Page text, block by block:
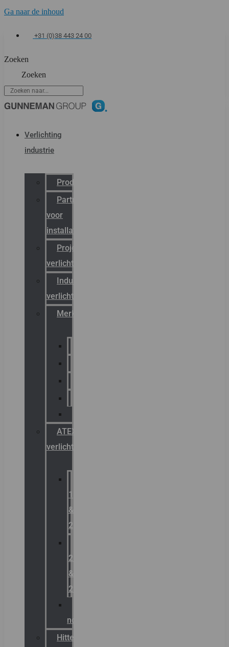
Ga naar de inhoud
+31 (0)38 443 24 00
Zoeken
Zoeken
Verlichting
industrie
Productcatalogus
Partner
voor
installateurs
Projectreferenties
verlichting
Industriële
verlichting
Merken
ATEX
verlichting
1
&
2
21
&
22
noodverlichting
Hittebestendige